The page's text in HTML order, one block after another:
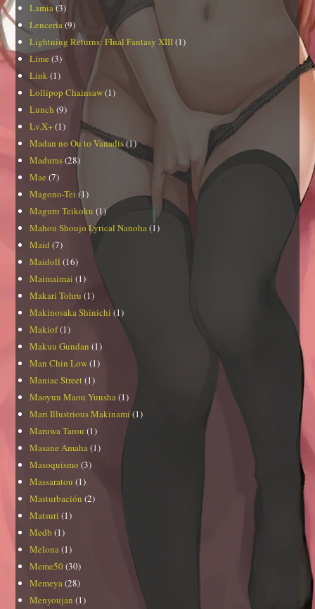
Lamia(3)
Lenceria (9)
Lightning Returns: FInal Fantasy XIII(1)
Lime (3)
Link (1)
Lollipop Chainsaw(1)
Lunch (9)
Lv.X+(1)
Madan no Ou to Vanadis(1)
Maduras(28)
Mae (7)
Magono-Tei (1)
Maguro Teikoku (1)
Mahou Shoujo Lyrical Nanoha (1)
Maid (7)
Maidoll (16)
Maimaimai (1)
Makari Tohru (1)
Makinosaka Shinichi (1)
Makiof(1)
Makuu Gundan (1)
Man Chin Low(1)
Maniac Street (1)
Maoyuu Maou Yuusha (1)
Mari Illustrious Makinami (1)
Maruwa Tarou (1)
Masane Amaha (1)
Masoquismo (3)
Massaratou (1)
Masturbación (2)
Matsuri (1)
Medb (1)
Melona (1)
Meme50 (30)
Memeya (28)
Menyoujan (1)